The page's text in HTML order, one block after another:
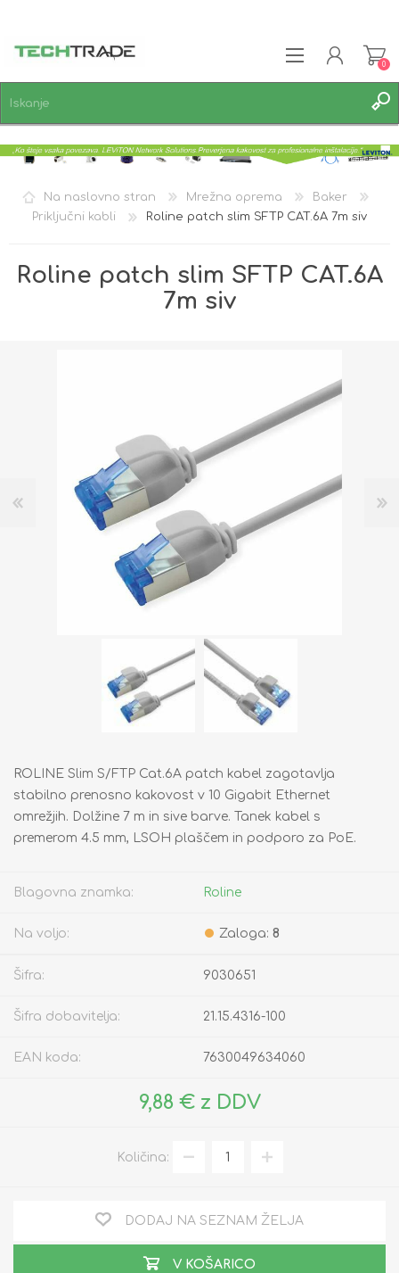
PRIJAVA
0
Na naslovno stran Mrežna oprema
Baker
Priključni kabli
Roline patch slim SFTP CAT.6A 7m siv
Roline patch slim SFTP CAT.6A
7m siv
ROLINE Slim S/FTP Cat.6A patch kabel zagotavlja
stabilno prenosno kakovost v 10 Gigabit Ethernet
omrežjih. Dolžine 7 m in sive barve. Tanek kabel s
premerom 4.5 mm, LSOH plaščem in podporo za PoE.
Blagovna znamka: Roline
Na voljo: Zaloga: 8
Šifra: 9030651
Šifra dobavitelja: 21.15.4316-100
EAN koda: 7630049634060
9,88 € z DDV
Količina:
DODAJ NA SEZNAM ŽELJA
V KOŠARICO